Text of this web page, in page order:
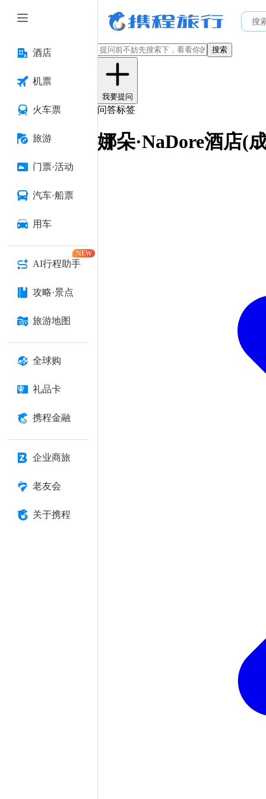
酒店
机票
火车票
旅游
门票·活动
汽车·船票
用车
AI行程助手
NEW
攻略·景点
旅游地图
全球购
礼品卡
携程金融
企业商旅
老友会
关于携程
搜索
我要提问
问答标签
娜朵·NaDore酒店(